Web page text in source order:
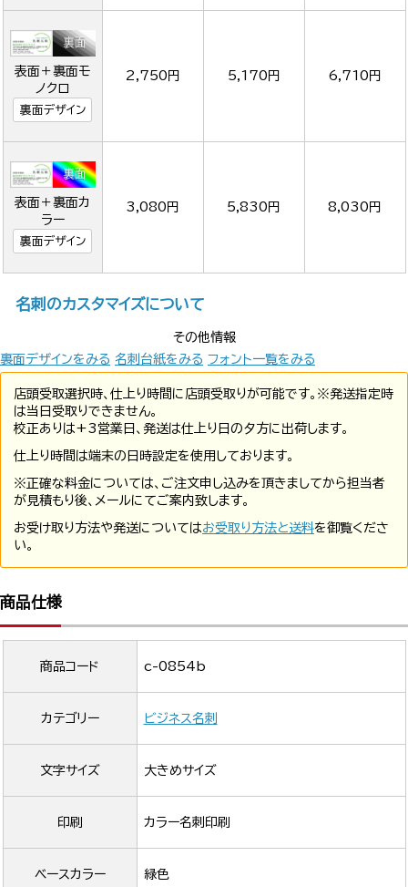
表面＋裏面モ
ノクロ
裏面デザイン
2,750円 5,170円 6,710円
表面＋裏面カ
ラー
裏面デザイン
3,080円 5,830円 8,030円
名刺のカスタマイズについて
その他情報
裏面デザインをみる 名刺台紙をみる フォント一覧をみる
店頭受取選択時、仕上り時間に店頭受取りが可能です。※発送指定時
は当日受取りできません。
校正ありは+3営業日、発送は仕上り日の夕方に出荷します。
仕上り時間は端末の日時設定を使用しております。
※正確な料金については、ご注文申し込みを頂きましてから担当者
が見積もり後、メールにてご案内致します。
お受け取り方法や発送についてはお受取り方法と送料を御覧くださ
い。
商品仕様
商品コード c-0854b
カテゴリー ビジネス名刺
文字サイズ 大きめサイズ
印刷 カラー名刺印刷
ベースカラー 緑色